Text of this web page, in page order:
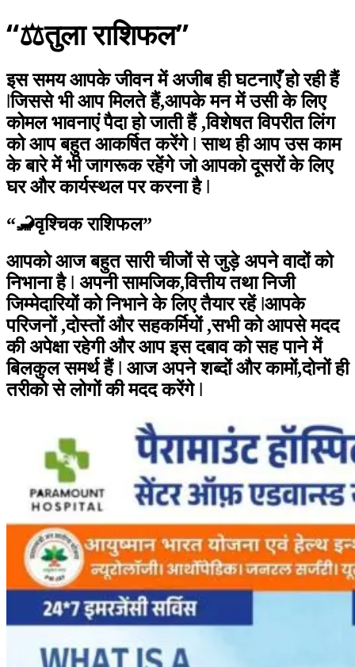
“⚖️तुला राशिफल”
इस समय आपके जीवन में अजीब ही घटनाएँ हो रही हैं
ǀजिससे भी आप मिलते हैं,आपके मन में उसी के लिए
कोमल भावनाएं पैदा हो जाती हैं ,विशेषत विपरीत लिंग
को आप बहुत आकर्षित करेंगे ǀ साथ ही आप उस काम
के बारे में भी जागरूक रहेंगे जो आपको दूसरों के लिए
घर और कार्यस्थल पर करना है ǀ
“🦂वृश्चिक राशिफल”
आपको आज बहुत सारी चीजों से जुड़े अपने वादों को
निभाना है ǀ अपनी सामजिक,वित्तीय तथा निजी
जिम्मेदारियों को निभाने के लिए तैयार रहें ǀआपके
परिजनों ,दोस्तों और सहकर्मियों ,सभी को आपसे मदद
की अपेक्षा रहेगी और आप इस दबाव को सह पाने में
बिलकुल समर्थ हैं ǀ आज अपने शब्दों और कामों,दोनों ही
तरीको से लोगों की मदद करेंगे ǀ